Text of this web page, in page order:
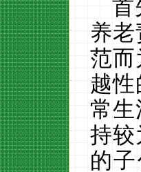
首
养老
范而
越性
常生
持
的